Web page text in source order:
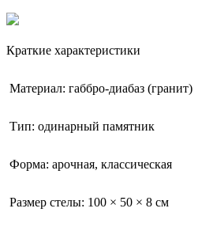
Краткие характеристики
Материал: габбро-диабаз (гранит)
Тип: одинарный памятник
Форма: арочная, классическая
Размер стелы: 100 × 50 × 8 см